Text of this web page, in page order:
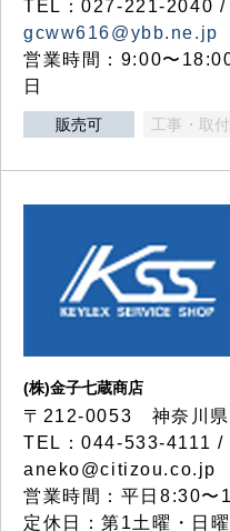
TEL：027-221-2040
gcww616@ybb.ne.jp
営業時間：9:00〜
日
販売可 工事・取
(株)金子七蔵商店
〒212-0053 神奈川県
TEL：044-533-4111
aneko@citizou.co.jp
営業時間：平日8:30
定休日：第1土曜・日